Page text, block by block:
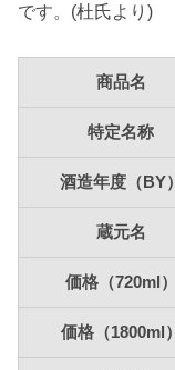
です。(杜氏より)
商品名
特定名称
酒造年度（BY）
蔵元名
価格（720ml）
価格（1800ml）